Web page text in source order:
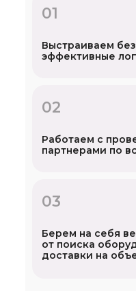
01
Выстраиваем
эффективные
02
Работаем с
партнерами по
03
Берем на себя
от поиска
доставки на